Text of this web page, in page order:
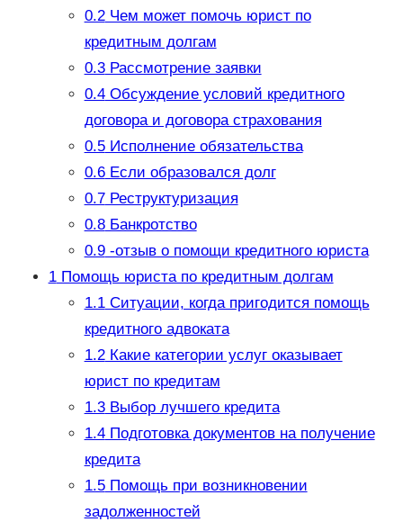
0.2Чем может помочь юрист по
кредитным долгам
0.3Рассмотрение заявки
0.4Обсуждение условий кредитного
договора и договора страхования
0.5Исполнение обязательства
0.6Если образовался долг
0.7Реструктуризация
0.8Банкротство
0.9-отзыв о помощи кредитного юриста
1Помощь юриста по кредитным долгам
1.1Ситуации, когда пригодится помощь
кредитного адвоката
1.2Какие категории услуг оказывает
юрист по кредитам
1.3Выбор лучшего кредита
1.4Подготовка документов на получение
кредита
1.5Помощь при возникновении
задолженностей